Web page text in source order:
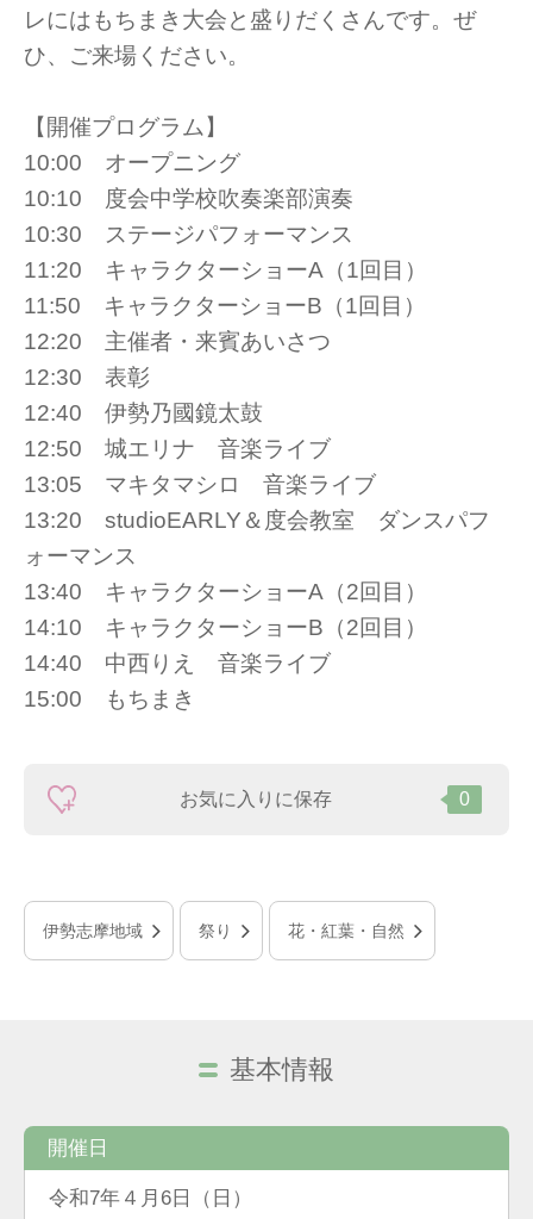
レにはもちまき大会と盛りだくさんです。ぜ
ひ、ご来場ください。
【開催プログラム】
10:00 オープニング
10:10 度会中学校吹奏楽部演奏
10:30 ステージパフォーマンス
11:20 キャラクターショーA（1回目）
11:50 キャラクターショーB（1回目）
12:20 主催者・来賓あいさつ
12:30 表彰
12:40 伊勢乃國鏡太鼓
12:50 城エリナ 音楽ライブ
13:05 マキタマシロ 音楽ライブ
13:20 studioEARLY＆度会教室 ダンスパフ
ォーマンス
13:40 キャラクターショーA（2回目）
14:10 キャラクターショーB（2回目）
14:40 中西りえ 音楽ライブ
15:00 もちまき
お気に入りに保存 0
伊勢志摩地域 祭り 花・紅葉・自然
基本情報
開催日
令和7年４月6日（日）